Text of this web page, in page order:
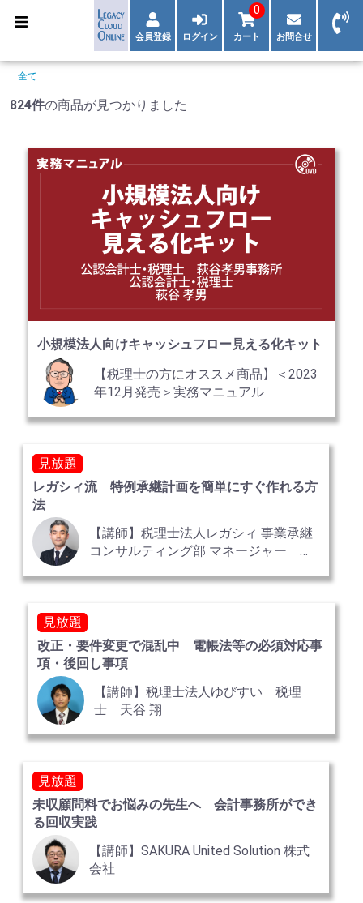
会員登録 ログイン カート
0
お問合せ
全て
824件の商品が見つかりました
小規模法人向けキャッシュフロー見える化キット
【税理士の方にオススメ商品】＜2023
年12月発売＞実務マニュアル
見放題
レガシィ流 特例承継計画を簡単にすぐ作れる方
法
【講師】税理士法人レガシィ 事業承継
コンサルティング部 マネージャー 税
見放題
改正・要件変更で混乱中 電帳法等の必須対応事
項・後回し事項
【講師】税理士法人ゆびすい 税理
士 天谷 翔
見放題
未収顧問料でお悩みの先生へ 会計事務所ができ
る回収実践
【講師】SAKURA United Solution 株式
会社